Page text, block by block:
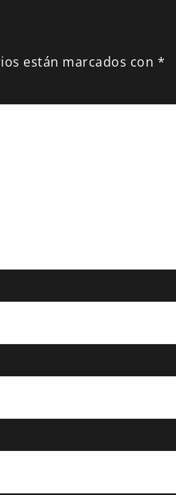
están marcados con *